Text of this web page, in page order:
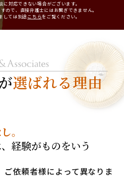
に対応できない場合がございます。
ので、
直接弁護士にはお繋ぎできません。
しては別途こちらをご覧ください。
選ばれる理由
。
経験がものをいう
依頼者様によって異なりま